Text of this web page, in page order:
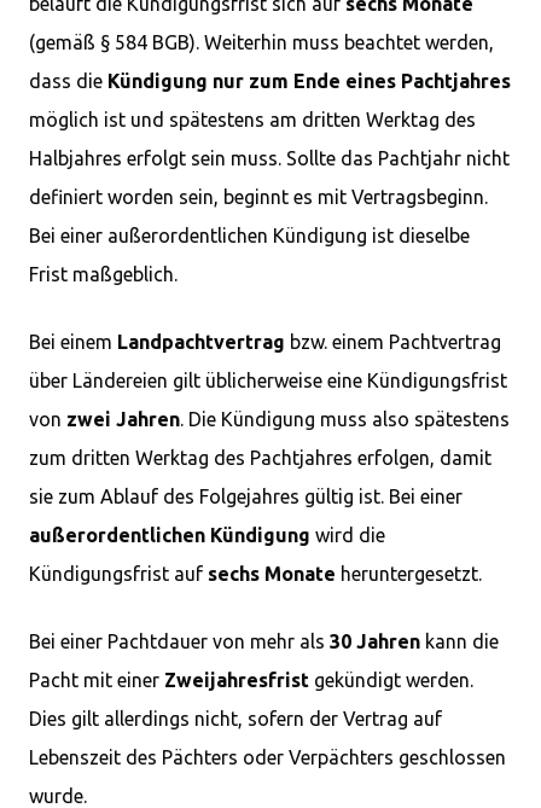
(gemäß § 584 BGB). Weiterhin muss beachtet werden,
dass die Kündigung nur zum Ende eines Pachtjahres
möglich ist und spätestens am dritten Werktag des
Halbjahres erfolgt sein muss. Sollte das Pachtjahr nicht
definiert worden sein, beginnt es mit Vertragsbeginn.
Bei einer außerordentlichen Kündigung ist dieselbe
Frist maßgeblich.
Bei einem Landpachtvertrag bzw. einem Pachtvertrag
über Ländereien gilt üblicherweise eine Kündigungsfrist
von zwei Jahren. Die Kündigung muss also spätestens
zum dritten Werktag des Pachtjahres erfolgen, damit
sie zum Ablauf des Folgejahres gültig ist. Bei einer
außerordentlichen Kündigung wird die
Kündigungsfrist auf sechs Monate heruntergesetzt.
Bei einer Pachtdauer von mehr als 30 Jahren kann die
Pacht mit einer Zweijahresfrist gekündigt werden.
Dies gilt allerdings nicht, sofern der Vertrag auf
Lebenszeit des Pächters oder Verpächters geschlossen
wurde.